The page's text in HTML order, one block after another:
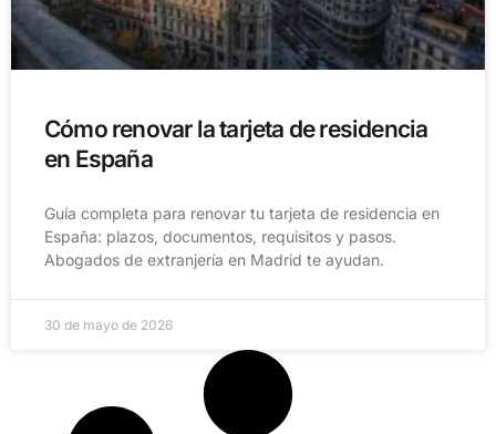
Cómo renovar la tarjeta de residencia
en España
Guía completa para renovar tu tarjeta de residencia en
España: plazos, documentos, requisitos y pasos.
Abogados de extranjería en Madrid te ayudan.
30 de mayo de 2026